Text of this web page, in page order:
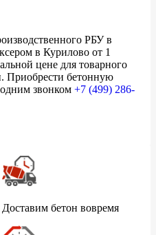
РБУ в
в Курилово от 1
цене для товарного
бетонную
звонком +7 (499) 286-
Доставим бетон вовремя